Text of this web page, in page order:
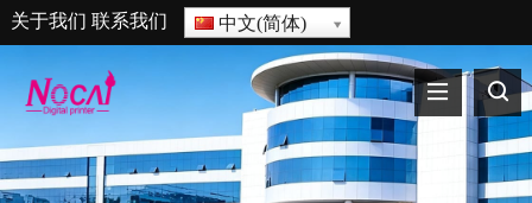
关于我们 联系我们 中文(简体)